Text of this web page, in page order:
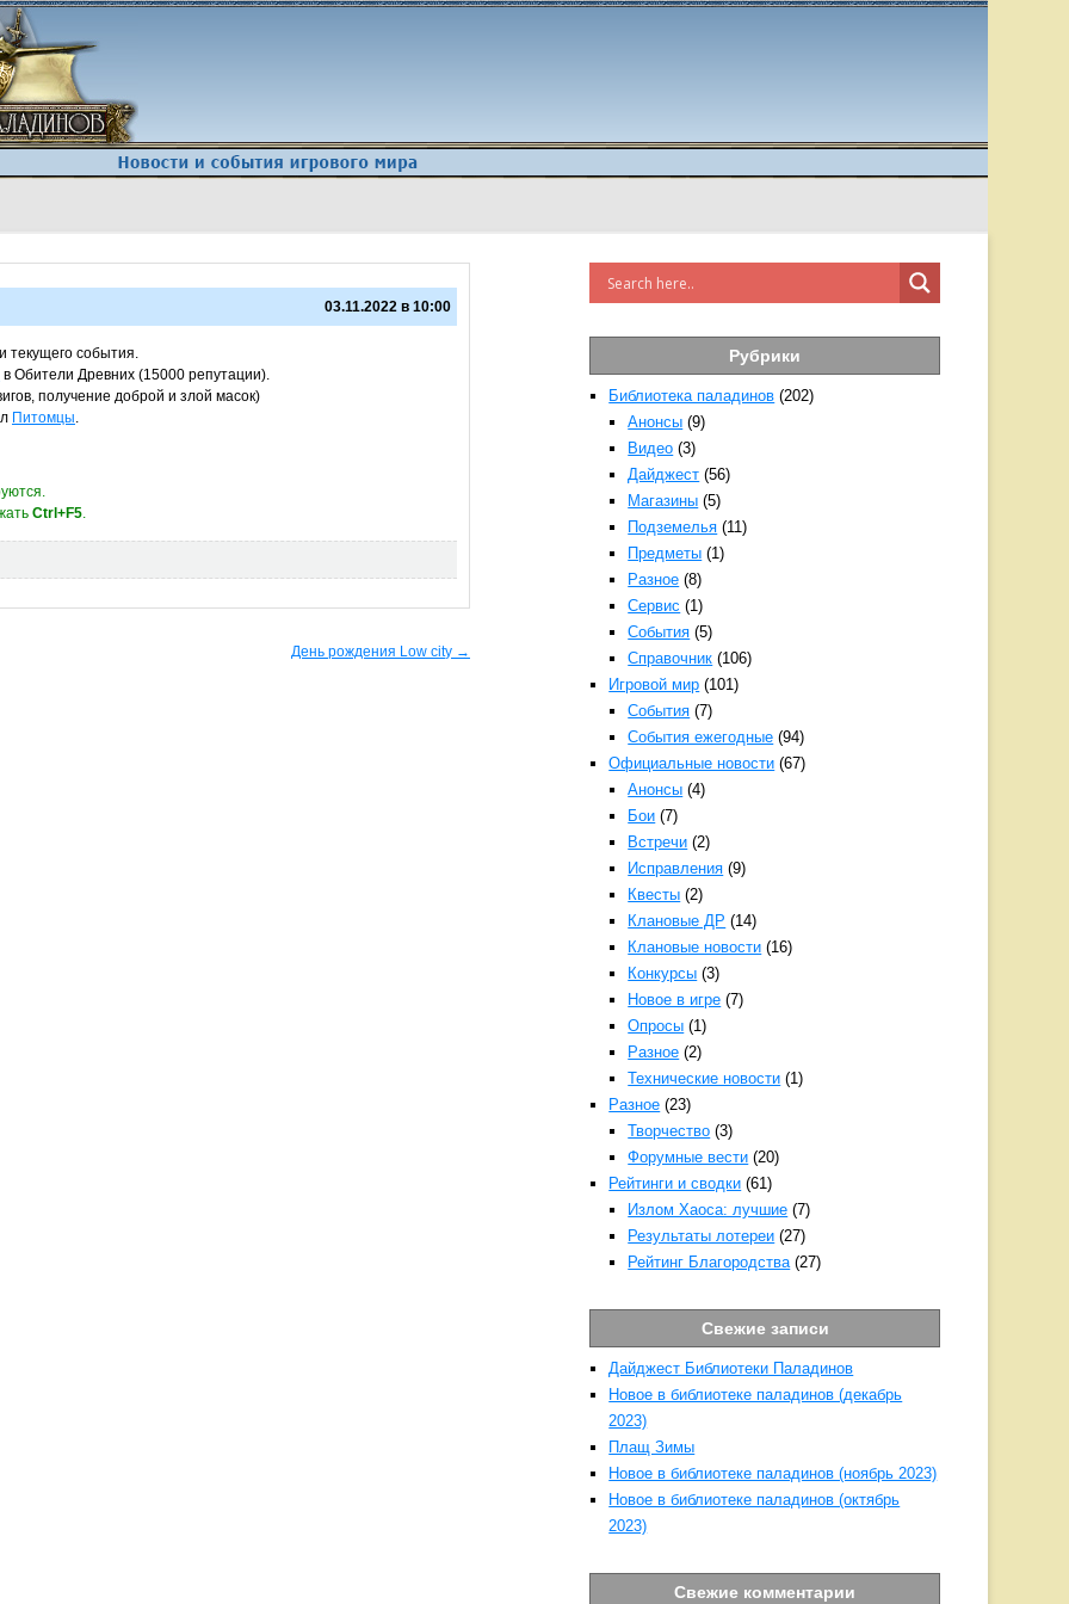
мира
03.11.2022 в 10:00
текущего события.
в Обители Древних (15000 репутации).
получение доброй и злой масок)
Питомцы.
Ctrl+F5.
День рождения Low city →
Рубрики
Библиотека паладинов (202)
Анонсы (9)
Видео (3)
Дайджест (56)
Магазины (5)
Подземелья (11)
Предметы (1)
Разное (8)
Сервис (1)
События (5)
Справочник (106)
Игровой мир (101)
События (7)
События ежегодные (94)
Официальные новости (67)
Анонсы (4)
Бои (7)
Встречи (2)
Исправления (9)
Квесты (2)
Клановые ДР (14)
Клановые новости (16)
Конкурсы (3)
Новое в игре (7)
Опросы (1)
Разное (2)
Технические новости (1)
Разное (23)
Творчество (3)
Форумные вести (20)
Рейтинги и сводки (61)
Излом Хаоса: лучшие (7)
Результаты лотереи (27)
Рейтинг Благородства(27)
Свежие записи
Дайджест Библиотеки Паладинов
Новое в библиотеке паладинов (декабрь
2023)
Плащ Зимы
Новое в библиотеке паладинов (ноябрь 2023)
Новое в библиотеке паладинов (октябрь
2023)
Свежие комментарии